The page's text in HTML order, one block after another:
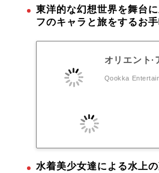
東洋的な幻想世界を舞台
フのキャラと旅をするお
オリエント·
Qookka
水着美少女達による水上